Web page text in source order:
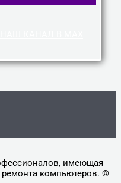
имеющая
компьютеров. ©